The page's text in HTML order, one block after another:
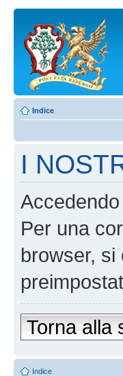
Indice
I
Per una
browser, si
Torna alla
Indice